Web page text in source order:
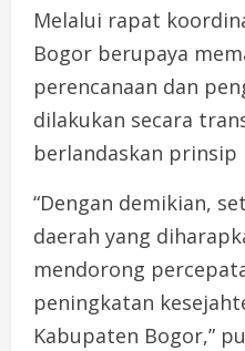
Melalui rapat
Bogor berupaya
perencanaan dan
dilakukan secara
berlandaskan prinsip
“Dengan demikian,
daerah yang
mendorong
peningkatan
Kabupaten Bogor,”